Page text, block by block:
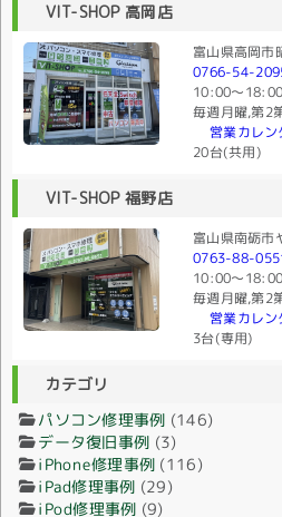
VIT-SHOP 高岡店
富山県高岡市
0766-54-
10:00〜18:00
毎週月曜,第2
営業カレン
20台(共用)
VIT-SHOP 福野店
富山県南砺市
0763-88-
10:00〜18:00
毎週月曜,第2
営業カレン
3台(専用)
カテゴリ
パソコン修理事例 (146)
データ復旧事例 (3)
iPhone修理事例 (116)
iPad修理事例 (29)
iPod修理事例 (9)